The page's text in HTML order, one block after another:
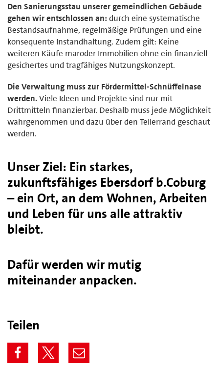
Den Sanierungsstau unserer gemeindlichen Gebäude
gehen wir entschlossen an: durch eine systematische
Bestandsaufnahme, regelmäßige Prüfungen und eine
konsequente Instandhaltung. Zudem gilt: Keine
weiteren Käufe maroder Immobilien ohne ein finanziell
gesichertes und tragfähiges Nutzungskonzept.
Die Verwaltung muss zur Fördermittel-Schnüffelnase
werden.Viele Ideen und Projekte sind nur mit
Drittmitteln finanzierbar. Deshalb muss jede Möglichkeit
wahrgenommen und dazu über den Tellerrand geschaut
werden.
Unser Ziel: Ein starkes,
zukunftsfähiges Ebersdorf b.Coburg
– ein Ort, an dem Wohnen, Arbeiten
und Leben für uns alle attraktiv
bleibt.
Dafür werden wir mutig
miteinander anpacken.
Teilen